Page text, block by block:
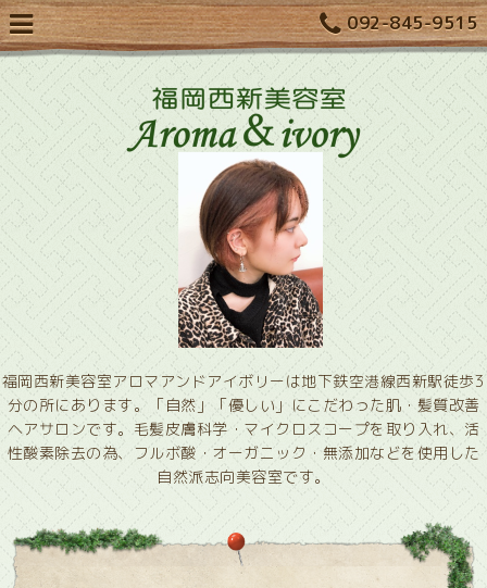
092-845-9515
福岡西新美容室アロマアンドアイボリーは地下鉄空港線西新駅徒歩3
分の所にあります。「自然」「優しい」にこだわった肌・髪質改善
ヘアサロンです。毛髪皮膚科学・マイクロスコープを取り入れ、活
性酸素除去の為、フルボ酸・オーガニック・無添加などを使用した
自然派志向美容室です。